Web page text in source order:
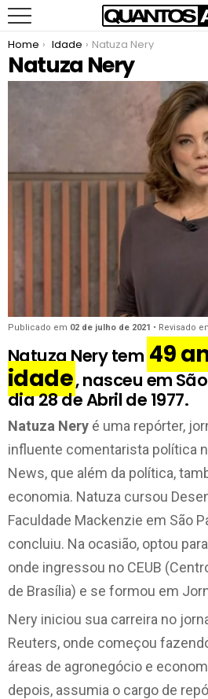
You are here:
Home Idade Natuza Nery
Natuza Nery
Publicado em 02 de julho de 2021 • Revisado
Natuza Nery tem 49
idade, nasceu em
dia 28 de Abril de 1977.
Natuza Nery é uma repórter,
influente comentarista política
News, que além da política,
economia. Natuza cursou
Faculdade Mackenzie em São
concluiu. Na ocasião, optou
onde ingressou no CEUB
de Brasília) e se formou em
Nery iniciou sua carreira no
Reuters, onde começou
áreas de agronegócio e
depois, assumia o cargo de